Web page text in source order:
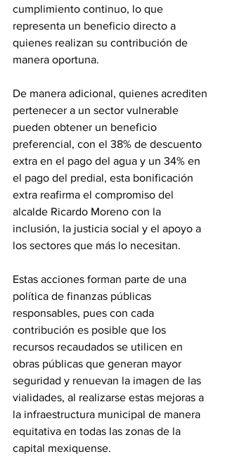
cumplimiento continuo, lo que
representa un beneficio directo a
quienes realizan su contribución de
manera oportuna.
De manera adicional, quienes acrediten
pertenecer a un sector vulnerable
pueden obtener un beneficio
preferencial, con el 38% de descuento
extra en el pago del agua y un 34% en
el pago del predial, esta bonificación
extra reafirma el compromiso del
alcalde Ricardo Moreno con la
inclusión, la justicia social y el apoyo a
los sectores que más lo necesitan.
Estas acciones forman parte de una
política de finanzas públicas
responsables, pues con cada
contribución es posible que los
recursos recaudados se utilicen en
obras públicas que generan mayor
seguridad y renuevan la imagen de las
vialidades, al realizarse estas mejoras a
la infraestructura municipal de manera
equitativa en todas las zonas de la
capital mexiquense.